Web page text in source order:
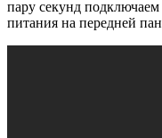
пару секунд
питания на передней